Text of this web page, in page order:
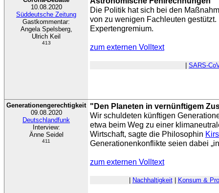
10.08.2020
Süddeutsche Zeitung
Gastkommentar:
Angela Spelsberg,
Ulrich Keil
413
Die Politik hat sich bei den
von zu wenigen Fachleuten
Expertengremium.
zum externen Volltext
SARS-
Generationengerechtigkeit
09.08.2020
Deutschlandfunk
Interview:
Änne Seidel
411
"Den Planeten in vernünftigem
Wir schuldeten künftigen
etwa beim Weg zu einer
Wirtschaft, sagte die Philosophin
Generationenkonflikte seien dabei
zum externen Volltext
Nachhaltigkeit| Konsum &